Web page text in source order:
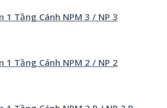
1 Tầng Cánh NPM 3 / NP 3
1 Tầng Cánh NPM 2 / NP 2